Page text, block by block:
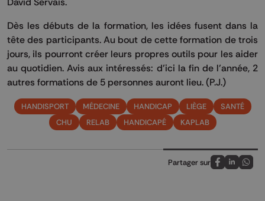
Dès les débuts de la formation, les idées fusent dans la
tête des participants.Au bout de cette formation de trois
jours, ils pourront créer leurs propres outils pour les aider
au quotidien. Avis aux intéressés: d’ici la fin de l’année, 2
autres formations de 5 personnes auront lieu. (P.J.)
HANDISPORT MÉDECINE HANDICAP LIÈGE
SANTÉ
CHU
RELAB HANDICAPÉ KAPLAB
Partager sur
Partagez sur
Partagez